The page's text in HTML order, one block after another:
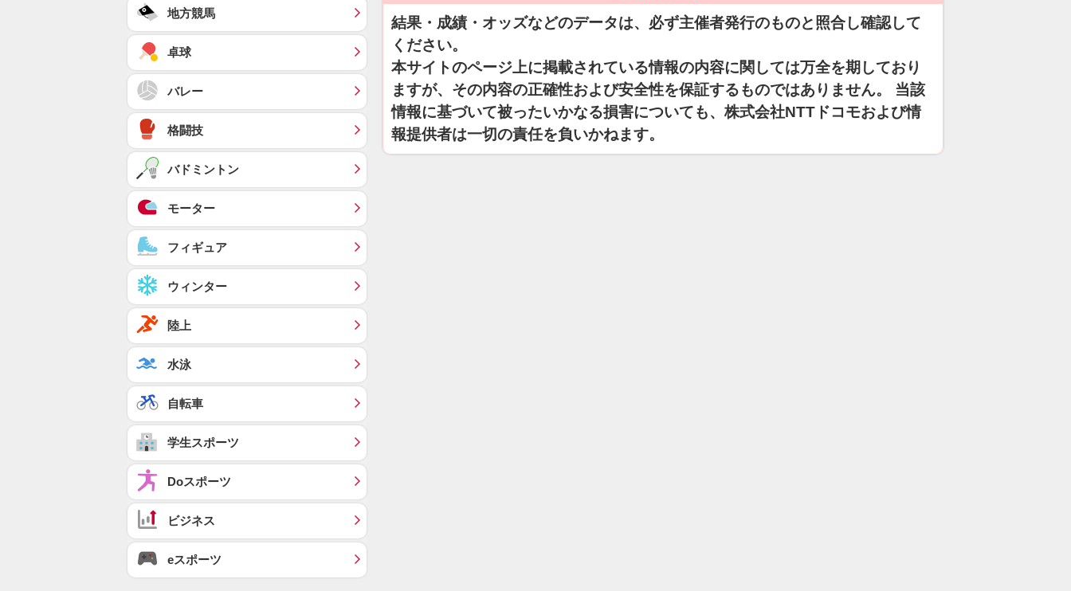
結果・成績・オッズなどのデータは、必ず主催者発行のものと照合し確認して
ください。
本サイトのページ上に掲載されている情報の内容に関しては万全を期しており
ますが、その内容の正確性および安全性を保証するものではありません。 当該
情報に基づいて被ったいかなる損害についても、株式会社NTTドコモおよび情
報提供者は一切の責任を負いかねます。
地方競馬
卓球
バレー
格闘技
バドミントン
モーター
フィギュア
ウィンター
陸上
水泳
自転車
学生スポーツ
Doスポーツ
ビジネス
eスポーツ